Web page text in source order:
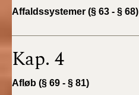
2022)
BR18 (1/1 - 30/6
BR18 (29/6 - 31/12
2021)
Affaldssystemer (§ 63 - § 68)
Kap. 4
Afløb (§ 69 - § 81)